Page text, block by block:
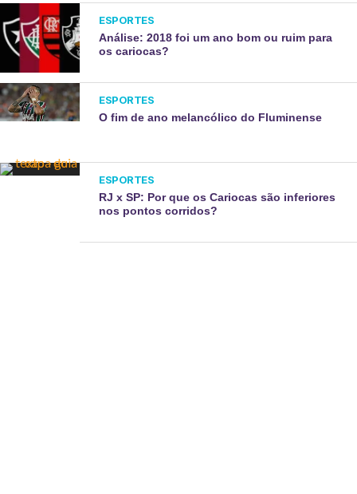
ESPORTES
Análise: 2018 foi um ano bom ou ruim para
os cariocas?
ESPORTES
O fim de ano melancólico do Fluminense
ESPORTES
RJ x SP: Por que os Cariocas são inferiores
nos pontos corridos?